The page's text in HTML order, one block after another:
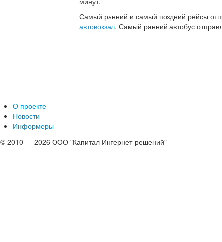
Самый ранний и самый поздний рейсы
автовокзал. Самый ранний автобус
О проекте
Новости
Информеры
© 2010 — 2026 ООО "Капитал Интернет-решений"